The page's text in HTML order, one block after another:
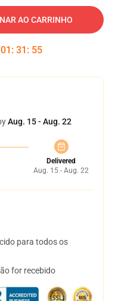
AO CARRINHO
01 : 31 : 54
Aug. 15 - Aug. 22
Delivered
Aug. 15 - Aug. 22
para todos os
for recebido